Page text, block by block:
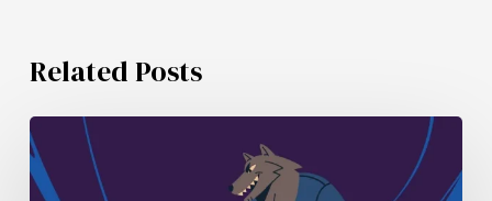
Related Posts